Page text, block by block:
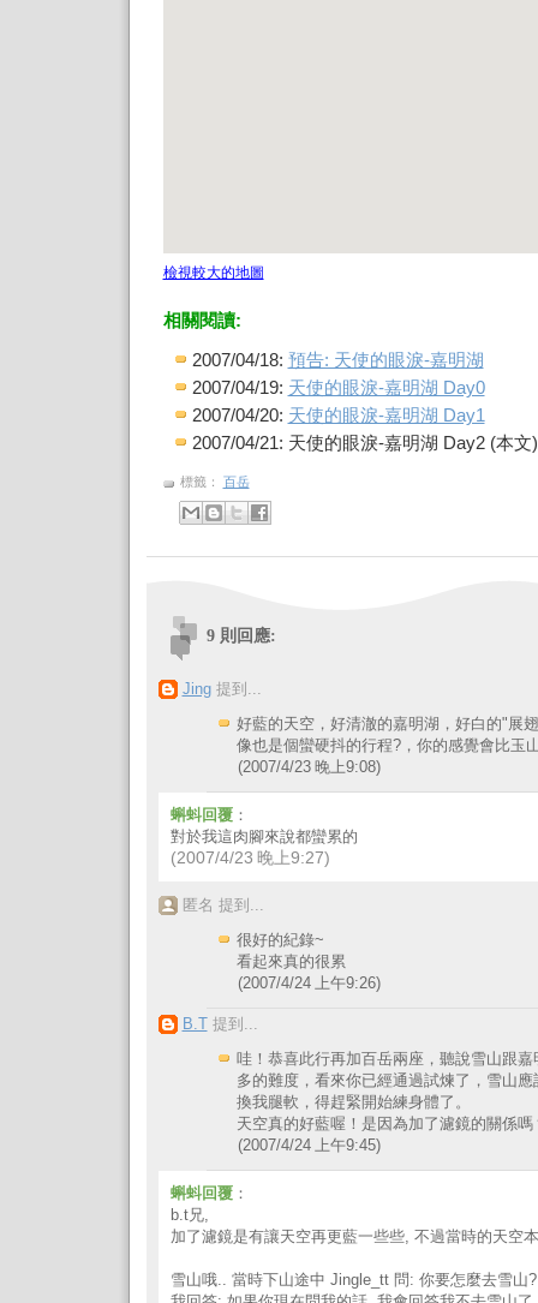
檢視較大的地圖
相關閱讀:
2007/04/18: 預告: 天使的眼淚-嘉明湖
2007/04/19: 天使的眼淚-嘉明湖 Day0
2007/04/20: 天使的眼淚-嘉明湖 Day1
2007/04/21: 天使的眼淚-嘉明湖 Day2 (本文)
標籤： 百岳
9 則回應:
Jing提到...
好藍的天空，好清澈的嘉明湖，好白的"展
像也是個蠻硬抖的行程?，你的感覺會比玉
(2007/4/23 晚上9:08)
蝌蚪回覆：
對於我這肉腳來說都蠻累的
(2007/4/23 晚上9:27)
匿名 提到...
很好的紀錄~
看起來真的很累
(2007/4/24 上午9:26)
B.T 提到...
哇！恭喜此行再加百岳兩座，聽說雪山跟嘉
多的難度，看來你已經通過試煉了，雪山
換我腿軟，得趕緊開始練身體了。
天空真的好藍喔！是因為加了濾鏡的關係嗎
(2007/4/24 上午9:45)
蝌蚪回覆：
b.t兄,
加了濾鏡是有讓天空再更藍一些些, 不過當時的天空
雪山哦.. 當時下山途中 Jingle_tt 問: 你要怎麼去雪山